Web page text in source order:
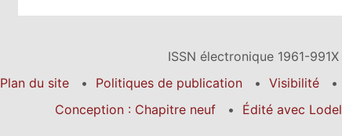
ISSN électronique 1961-991X
Plan du site
Politiques de publication Visibilité
Conception : Chapitre neuf
Édité avec Lodel